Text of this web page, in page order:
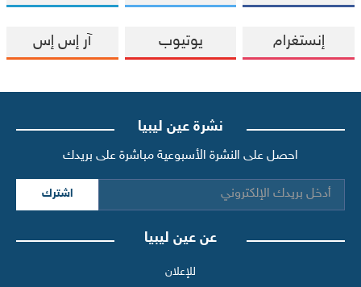
إنستغرام يوتيوب آر إس إس
نشرة عين ليبيا
احصل على النشرة الأسبوعية مباشرة على بريدك
اشترك
عن عين ليبيا
للإعلان